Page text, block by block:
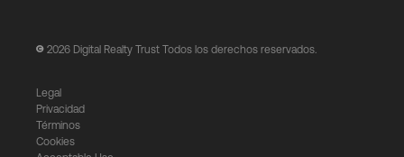
2026 Digital Realty Trust Todos los derechos reservados.
Legal
Privacidad
Términos
Cookies